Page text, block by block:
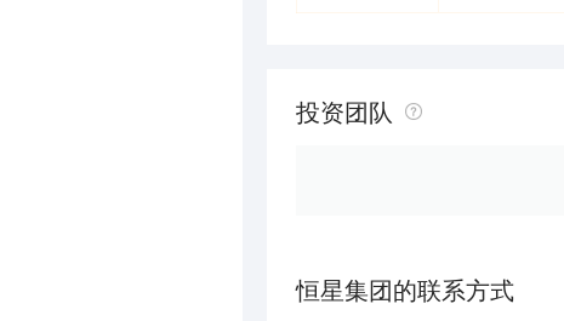
投资团队
恒星集团的联系方式